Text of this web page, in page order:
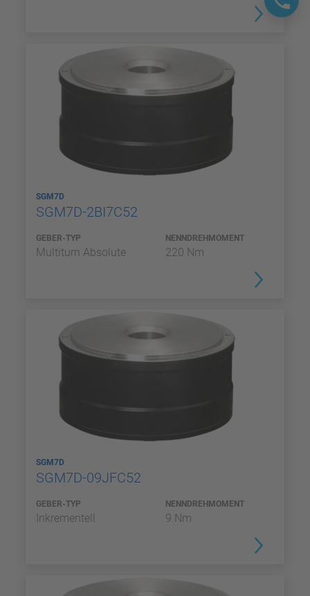
SGM7D
SGM7D-2BI7C52
GEBER-TYP
Multiturn Absolute
NENNDREHMOMENT
220 Nm
SGM7D
SGM7D-09JFC52
GEBER-TYP
Inkrementell
NENNDREHMOMENT
9 Nm